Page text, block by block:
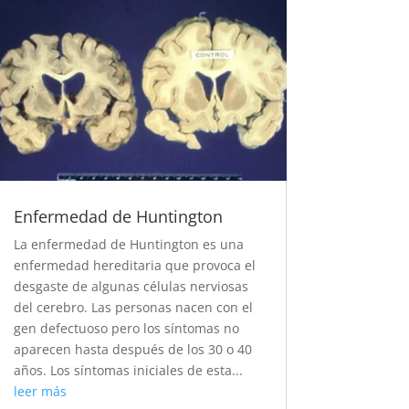
Enfermedad de Huntington
La enfermedad de Huntington es una
enfermedad hereditaria que provoca el
desgaste de algunas células nerviosas
del cerebro. Las personas nacen con el
gen defectuoso pero los síntomas no
aparecen hasta después de los 30 o 40
años. Los síntomas iniciales de esta...
leer más